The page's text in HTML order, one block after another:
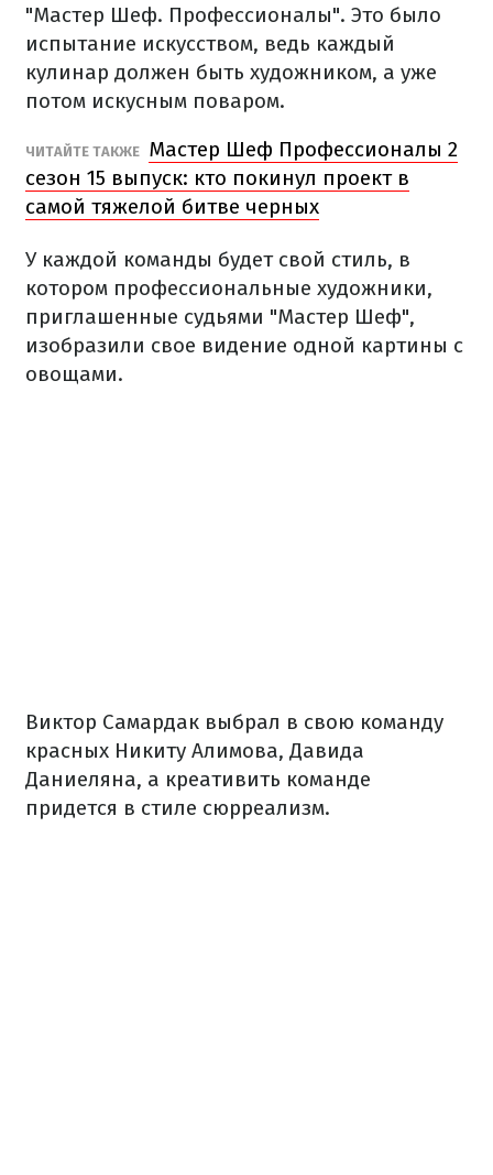
"Мастер Шеф. Профессионалы". Это было
испытание искусством, ведь каждый
кулинар должен быть художником, а уже
потом искусным поваром.
ЧИТАЙТЕ ТАКЖЕ Мастер Шеф Профессионалы 2
сезон 15 выпуск: кто покинул проект в
самой тяжелой битве черных
У каждой команды будет свой стиль, в
котором профессиональные художники,
приглашенные судьями "Мастер Шеф",
изобразили свое видение одной картины с
овощами.
Виктор Самардак выбрал в свою команду
красных Никиту Алимова, Давида
Даниеляна, а креативить команде
придется в стиле сюрреализм.